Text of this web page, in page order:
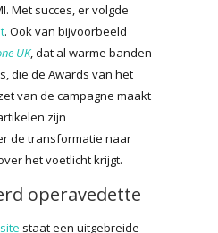
Met succes, er volgde
. Ook van bijvoorbeeld
UK, dat al warme banden
die de Awards van het
van de campagne maakt
zijn
de transformatie naar
het voetlicht krijgt.
operavedette
staat een uitgebreide